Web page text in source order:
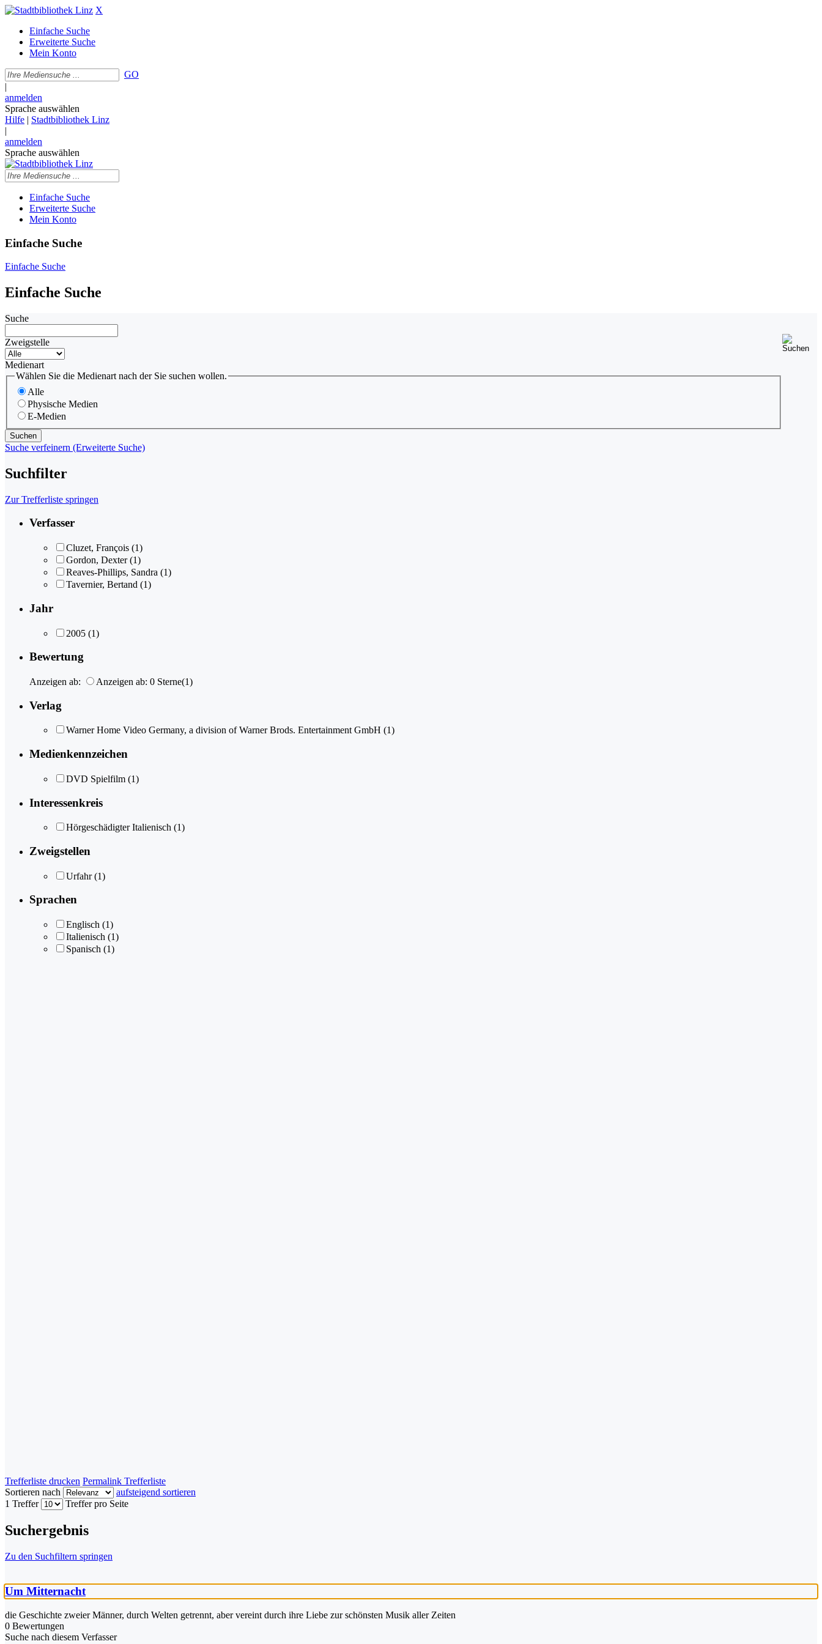
X
Einfache Suche
Erweiterte Suche
Mein Konto
GO
|
anmelden
Sprache auswählen
Hilfe | Stadtbibliothek Linz
|
anmelden
Sprache auswählen
Einfache Suche
Erweiterte Suche
Mein Konto
Einfache Suche
Einfache Suche
Einfache Suche
Suche
Zweigstelle
Medienart
Wählen Sie die Medienart nach der Sie suchen wollen.
Alle
Physische Medien
E-Medien
Suche verfeinern (Erweiterte Suche)
Suchfilter
Zur Trefferliste springen
Verfasser
Cluzet, François (1)
Gordon, Dexter (1)
Reaves-Phillips, Sandra (1)
Tavernier, Bertand (1)
Jahr
2005 (1)
Bewertung
Anzeigen ab: Anzeigen ab: 0 Sterne(1)
Verlag
Warner Home Video Germany, a division of Warner Brods. Entertainment GmbH (1)
Medienkennzeichen
DVD Spielfilm (1)
Interessenkreis
Hörgeschädigter Italienisch (1)
Zweigstellen
Urfahr (1)
Sprachen
Englisch (1)
Italienisch (1)
Spanisch (1)
Trefferliste drucken Permalink Trefferliste
Sortieren nach
aufsteigend sortieren
1 Treffer
Treffer pro Seite
Suchergebnis
Zu den Suchfiltern springen
Um Mitternacht
die Geschichte zweier Männer, durch Welten getrennt, aber vereint durch ihre Liebe zur schönsten Musik aller Zeiten
0 Bewertungen
Suche nach diesem Verfasser